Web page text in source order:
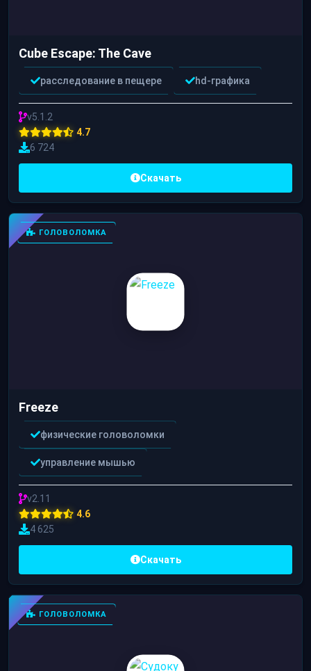
Cube Escape: The Cave
расследование в пещере hd-графика
v5.1.2
4.7
6 724
Скачать
ГОЛОВОЛОМКА
Freeze
физические головоломки
управление мышью
v2.11
4.6
4 625
Скачать
ГОЛОВОЛОМКА